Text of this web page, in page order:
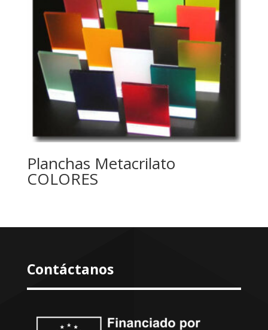
Planchas Metacrilato
COLORES
Contáctanos